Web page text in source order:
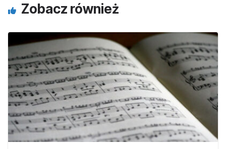
Zobacz również